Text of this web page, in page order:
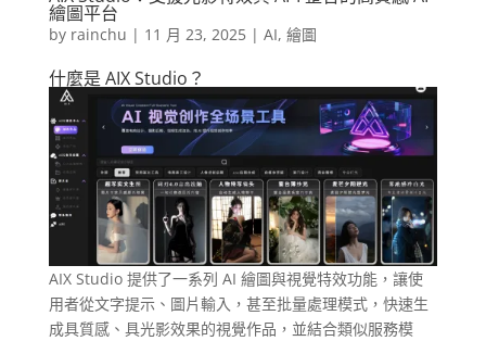
繪圖平台
by rainchu | 11 月 23, 2025| AI, 繪圖
什麼是 AIX Studio？
AIX Studio 提供了一系列 AI 繪圖與視覺特效功能，讓使
用者從文字提示、圖片輸入，甚至批量處理模式，快速生
成具質感、具光影效果的視覺作品，並結合類似服務模